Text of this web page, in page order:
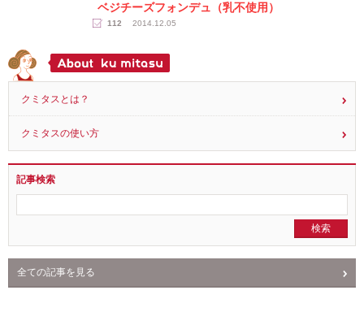
ベジチーズフォンデュ（乳不使用）
112 2014.12.05
クミタスとは？
クミタスの使い方
記事検索
全ての記事を見る